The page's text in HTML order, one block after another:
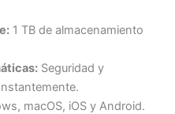
1 TB de almacenamiento
Seguridad y
macOS, iOS y Android.